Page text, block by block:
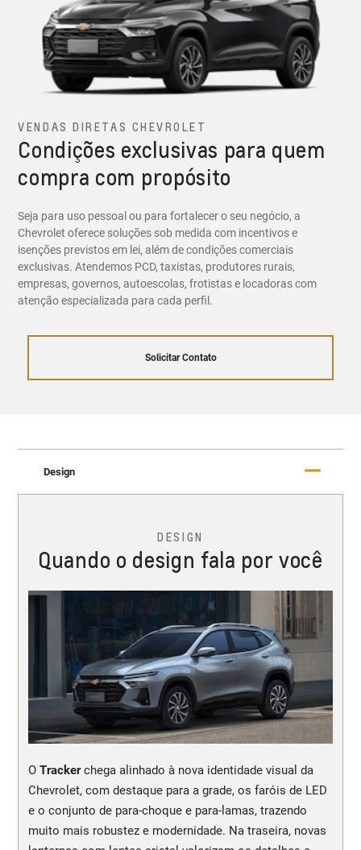
VENDAS DIRETAS CHEVROLET
Condições exclusivas para quem
compra com propósito
Seja para uso pessoal ou para fortalecer o seu negócio, a
Chevrolet oferece soluções sob medida com incentivos e
isenções previstos em lei, além de condições comerciais
exclusivas. Atendemos PCD, taxistas, produtores rurais,
empresas, governos, autoescolas, frotistas e locadoras com
atenção especializada para cada perfil.
Solicitar Contato
Design
DESIGN
Quando o design fala por você
O Trackerchega alinhado à nova identidade visual da
Chevrolet, com destaque para a grade, os faróis de LED
e o conjunto de para-choque e para-lamas, trazendo
muito mais robustez e modernidade. Na traseira, novas